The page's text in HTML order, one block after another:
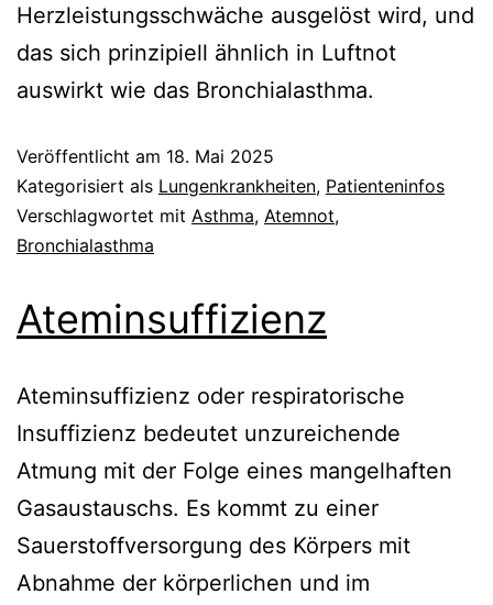
Herzleistungsschwäche ausgelöst wird, und
das sich prinzipiell ähnlich in Luftnot
auswirkt wie das Bronchialasthma.
Veröffentlicht am 18. Mai 2025
Kategorisiert als Lungenkrankheiten, Patienteninfos
Verschlagwortet mit Asthma, Atemnot,
Bronchialasthma
Ateminsuffizienz
Ateminsuffizienz oder respiratorische
Insuffizienz bedeutet unzureichende
Atmung mit der Folge eines mangelhaften
Gasaustauschs. Es kommt zu einer
Sauerstoffversorgung des Körpers mit
Abnahme der körperlichen und im